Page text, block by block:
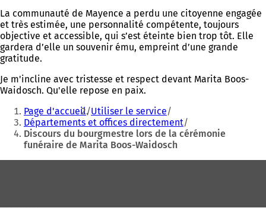
La communauté de Mayence a perdu une citoyenne engagée
et très estimée, une personnalité compétente, toujours
objective et accessible, qui s’est éteinte bien trop tôt. Elle
gardera d’elle un souvenir ému, empreint d’une grande
gratitude.
Je m'incline avec tristesse et respect devant Marita Boos-
Waidosch. Qu'elle repose en paix.
Vous
êtes
ici
Page d'accueil Utiliser le service
Départements et offices directement
Discours du bourgmestre lors de la cérémonie
funéraire de Marita Boos-Waidosch